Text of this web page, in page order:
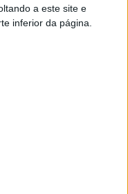
a este site e
inferior da página.